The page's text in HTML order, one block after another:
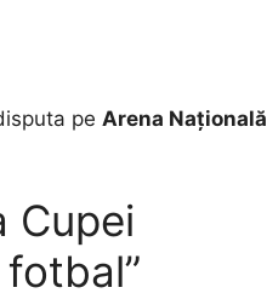
pe Arena Națională
Cupei